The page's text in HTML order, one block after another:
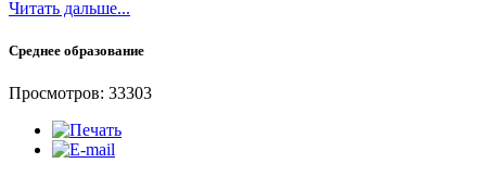
Читать дальше...
Среднее образование
Просмотров: 33303